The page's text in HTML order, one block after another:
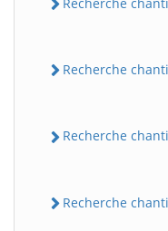
Recherche
Recherche
Recherche